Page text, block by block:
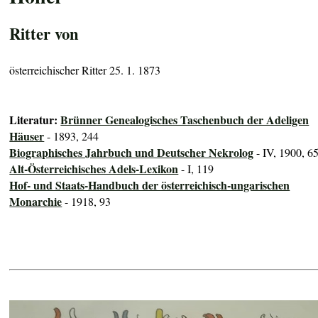
Ritter von
österreichischer Ritter 25. 1. 1873
Literatur:Brünner Genealogisches Taschenbuch der Adeligen
Häuser- 1893, 244
Biographisches Jahrbuch und Deutscher Nekrolog- IV, 1900,
Alt-Österreichisches Adels-Lexikon- I, 119
Hof- und Staats-Handbuch der österreichisch-ungarischen
Monarchie- 1918, 93